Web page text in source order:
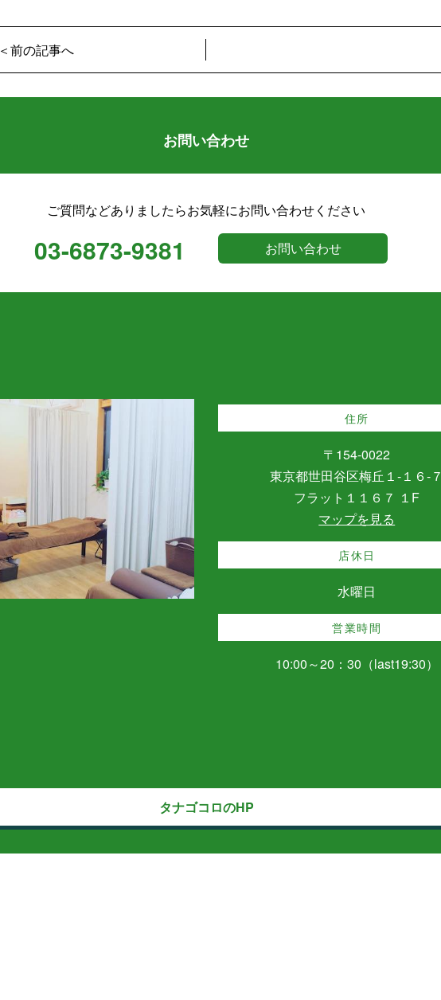
＜前の記事へ
お問い合わせ
ご質問などありましたらお気軽にお問い合わせください
03-6873-9381 お問い合わせ
住所
〒154-0022
東京都世田谷区梅丘１-１６-７
フラット１１６７ １F
マップを見る
店休日
水曜日
営業時間
10:00～20：30（last19:30）
タナゴコロのHP